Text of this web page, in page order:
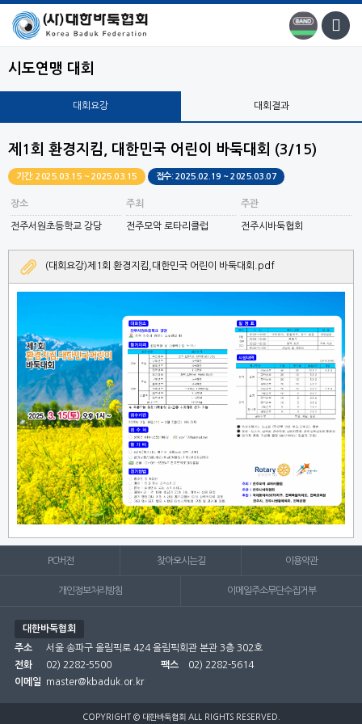
시도연맹 대회
대회요강 대회결과
제1회 환경지킴, 대한민국 어린이 바둑대회 (3/15)
기간: 2025.03.15 ~ 2025.03.15 접수: 2025.02.19 ~ 2025.03.07
장소
전주서원초등학교 강당
주최
전주모악 로타리클럽
주관
전주시바둑협회
(대회요강)제1회 환경지킴,대한민국 어린이 바둑대회.pdf
PC버전 찾아오시는길 이용약관
개인정보처리방침 이메일주소무단수집거부
대한바둑협회
주소
서울 송파구 올림픽로 424 올림픽회관 본관 3층 302호
전화
02) 2282-5500 팩스
02) 2282-5614
이메일
master@kbaduk.or.kr
COPYRIGHT © 대한바둑협회 ALL RIGHTS RESERVED.